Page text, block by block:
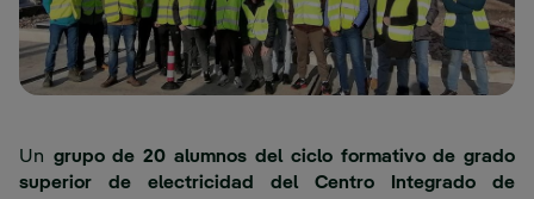
Un grupo de 20 alumnos del ciclo formativo de grado
superior de electricidad del Centro Integrado de